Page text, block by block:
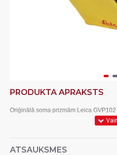
PRODUKTA APRAKSTS
Oriģinālā soma prizmām Leica GVP102
ATSAUKSMES